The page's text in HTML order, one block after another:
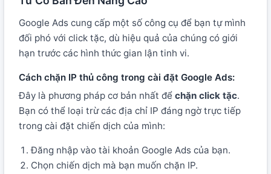
Google Ads cung cấp một số công cụ để bạn tự mình
đối phó với click tặc, dù hiệu quả của chúng có giới
hạn trước các hình thức gian lận tinh vi.
Cách chặn IP thủ công trong cài đặt Google Ads:
Đây là phương pháp cơ bản nhất để chặn click tặc.
Bạn có thể loại trừ các địa chỉ IP đáng ngờ trực tiếp
trong cài đặt chiến dịch của mình:
Đăng nhập vào tài khoản Google Ads của bạn.
Chọn chiến dịch mà bạn muốn chặn IP.